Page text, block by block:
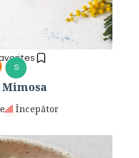
S
Începător